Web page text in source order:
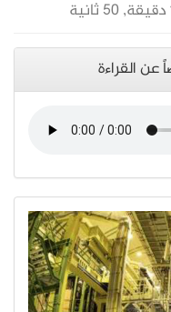
عن القراءة